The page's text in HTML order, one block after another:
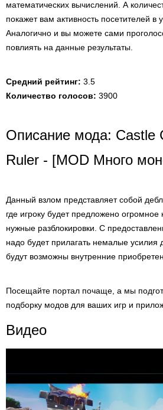
математических вычислений. А
покажет вам активность посетителей в
Аналогично и вы можете сами
повлиять на данные результаты.
Средний рейтинг: 3.5
Количество голосов: 3900
Описание мода: Castle
Ruler - [MOD Много
Данный взлом представляет собой
где игроку будет предложено огромное
нужные разблокировки. С
надо будет прилагать немалые
будут возможны внутренние
Посещайте портал почаще, а мы
подборку модов для ваших игр и
Видео